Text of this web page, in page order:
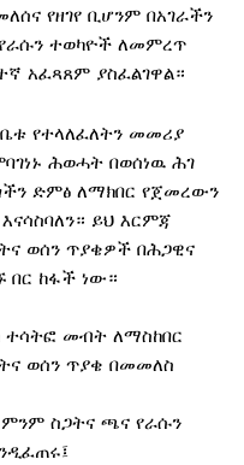
የዘገየ ቢሆንም በአገራችን
ተወካዮች ለመምረጥ
አፈጻጸም ያስፈልገዋል።
የተላለፈለትን መመሪያ
ሕወሓት በወሰነዉ ሕገ
ድምፅ ለማክበር የጀመረውን
ይህ እርምጃ
ወሰን ጥያቄዎች በሕጋዊና
በር ከፋች ነው።
ተሳትፎ መብት ለማስከበር
ወሰን ጥያቄ በመመለስ
ስጋትና ጫና የራሱን